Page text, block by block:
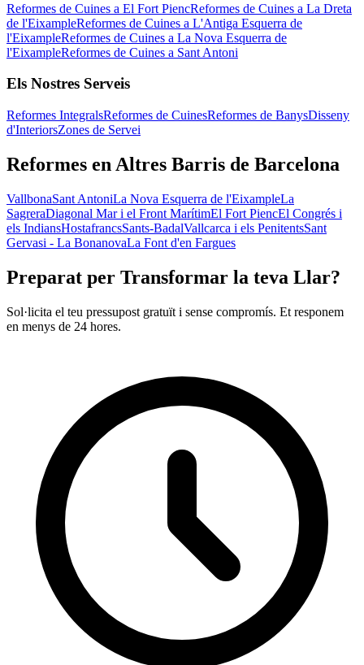
Reformes de Cuines a El Fort PiencReformes de Cuines a La Dreta
de l'EixampleReformes de Cuines a L'Antiga Esquerra de
l'EixampleReformes de Cuines a La Nova Esquerra de
l'EixampleReformes de Cuines a Sant Antoni
Els Nostres Serveis
Reformes IntegralsReformes de CuinesReformes de BanysDisseny
d'InteriorsZones de Servei
Reformes en Altres Barris de Barcelona
VallbonaSant AntoniLa Nova Esquerra de l'EixampleLa
SagreraDiagonal Mar i el Front MarítimEl Fort PiencEl Congrés i
els IndiansHostafrancsSants-BadalVallcarca i els PenitentsSant
Gervasi - La BonanovaLa Font d'en Fargues
Preparat per Transformar la teva Llar?
Sol·licita el teu pressupost gratuït i sense compromís. Et responem
en menys de 24 hores.